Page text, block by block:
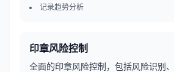
记录趋势分析
印章风险控制
全面的印章风险控制，包括风险识别